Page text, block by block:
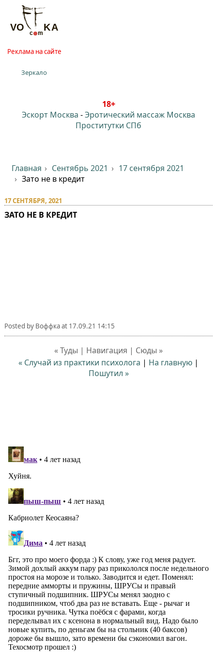
Реклама на сайте
Зеркало
18+
Эскорт Москва -Эротический массаж Москва
Проститутки СПб
Главная Сентябрь 2021
17 сентября 2021
Зато не в кредит
17 СЕНТЯБРЯ, 2021
ЗАТО НЕ В КРЕДИТ
Posted by Воффкаat 17.09.21 14:15
« Туды | Навигация | Сюды »
« Случай из практики психолога | На главную |
Пошутил »